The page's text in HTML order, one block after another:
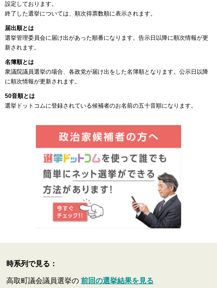
設定しております。
終了した選挙については、順次得票数順に表示されます。
届出順とは
選挙管理委員会に届け出があった順番になります。告示日以降に順次情報が更
新されます。
名簿順とは
衆議院議員選挙の場合、各政党が届け出をした名簿順となります。公示日以降
に順次情報が更新されます。
50音順とは
選挙ドットコムに登録されている候補者のお名前の五十音順になります。
時系列で見る：
高取町議会議員選挙の前回の選挙結果を見る